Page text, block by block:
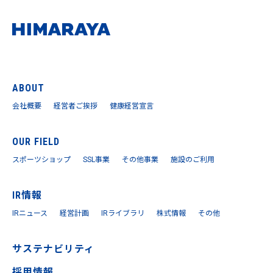
ABOUT
会社概要 経営者ご挨拶 健康経営宣言
OUR FIELD
スポーツショップ SSL事業 その他事業 施設のご利用
IR情報
IRニュース 経営計画 IRライブラリ 株式情報 その他
サステナビリティ